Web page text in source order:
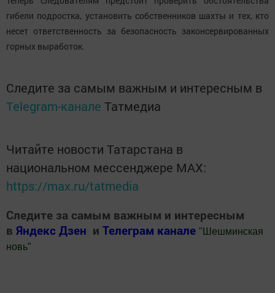
гибели подростка, установить собственников шахты и тех, кто
несет ответственность за безопасность законсервированных
горных выработок.
Следите за самым важным и интересным в
Telegram-канале Татмедиа
Читайте новости Татарстана в
национальном мессенджере MАХ:
https://max.ru/tatmedia
Следите за самым важным и интересным
в Яндекс Дзен и Телеграм канале " Шешминская
новь"